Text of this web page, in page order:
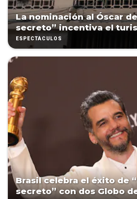
La nominación al Óscar
secreto” incentiva el
ESPECTÁCULOS
Brasil celebra el éxito de
secreto” con dos Globo